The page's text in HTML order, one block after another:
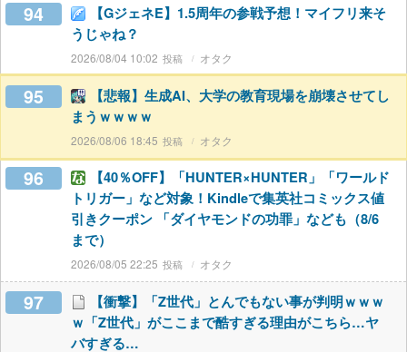
94
【GジェネE】1.5周年の参戦予想！マイフリ来そ
うじゃね？
2026/08/04 10:02 オタク
95
【悲報】生成AI、大学の教育現場を崩壊させてし
まうｗｗｗｗ
2026/08/06 18:45 オタク
96
【40％OFF】「HUNTER×HUNTER」「ワールド
トリガー」など対象！Kindleで集英社コミックス値
引きクーポン 「ダイヤモンドの功罪」なども（8/6
まで）
2026/08/05 22:25 オタク
97
【衝撃】「Z世代」とんでもない事が判明ｗｗｗ
ｗ「Z世代」がここまで酷すぎる理由がこちら…ヤ
バすぎる…